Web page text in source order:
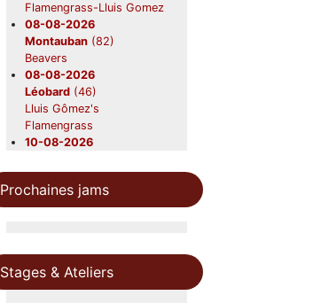
Flamengrass-Lluis Gomez
08-08-2026
Montauban (82)
Beavers
08-08-2026
Léobard (46)
Lluis Gômez's
Flamengrass
10-08-2026
Moyenne Rig
21-08-2026
Saint-Ours(63)
Lazy Grass
28-08-2026
Prochaines jams
Stages & Ateliers